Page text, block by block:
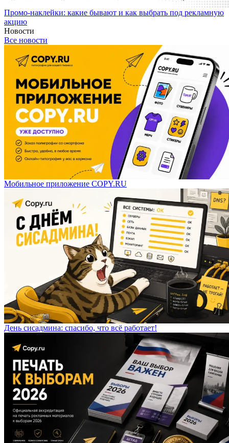
Промо-наклейки: какие бывают и как выбрать под рекламную
акцию
Новости
Все новости
Мобильное приложение COPY.RU
День сисадмина: спасибо, что всё работает!